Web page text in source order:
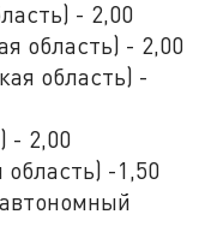
- 2,00
область) - 2,00
область) -
- 2,00
-1,50